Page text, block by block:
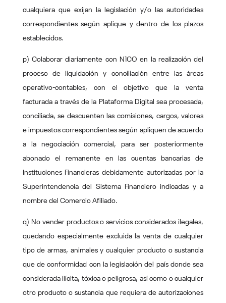
cualquiera que exijan la legislación y/o las autoridades
correspondientes según aplique y dentro de los plazos
establecidos.
p) Colaborar diariamente con N1CO en la realización del
proceso de liquidación y conciliación entre las áreas
operativo-contables, con el objetivo que la venta
facturada a través de la Plataforma Digital sea procesada,
conciliada, se descuenten las comisiones, cargos, valores
e impuestos correspondientes según apliquen de acuerdo
a la negociación comercial, para ser posteriormente
abonado el remanente en las cuentas bancarias de
Instituciones Financieras debidamente autorizadas por la
Superintendencia del Sistema Financiero indicadas y a
nombre del Comercio Afiliado.
q) No vender productos o servicios considerados ilegales,
quedando especialmente excluida la venta de cualquier
tipo de armas, animales y cualquier producto o sustancia
que de conformidad con la legislación del país donde sea
considerada ilícita, tóxica o peligrosa, así como o cualquier
otro producto o sustancia que requiera de autorizaciones